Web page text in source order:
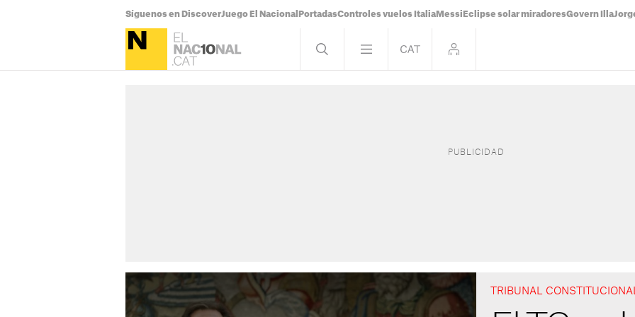
Síguenos en DiscoverJuego El Nacional PortadasControles vuelos Italia Messi Eclipse solar miradoresGovern Illa
TRIBUNAL